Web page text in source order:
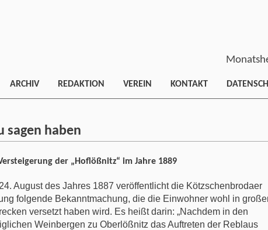
ARCHIV REDAKTION VEREIN KONTAKT
sagen haben
der „Hoflößnitz“ im Jahre 1889
August des Jahres 1887 veröffentlicht die Kötzschenbrodaer
folgende Bekanntmachung, die die Einwohner wohl in
versetzt haben wird. Es heißt darin: „Nachdem in den
Weinbergen zu Oberlößnitz das Auftreten der Reblaus